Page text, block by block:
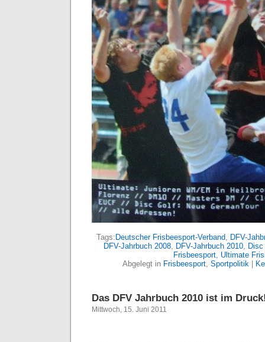
Tags: Deutscher Frisbeesport-Verband
DFV-
DFV-Jahrbuch 2008, DFV-Jahrbuch 2010,
Frisbeesport, Ultimate
Abgelegt in Frisbeesport, Sportpolitik
Das DFV Jahrbuch 2010 ist im
Mittwoch, 15. Juni 2011